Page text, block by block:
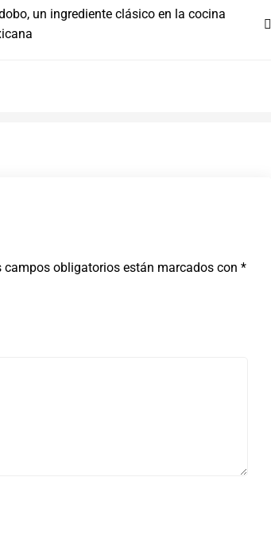
un ingrediente clásico en la cocina
campos obligatorios están marcados con *